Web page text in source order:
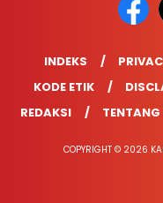
INDEKS
KODE ETIK
REDAKSI
COPYRIGHT © 2026